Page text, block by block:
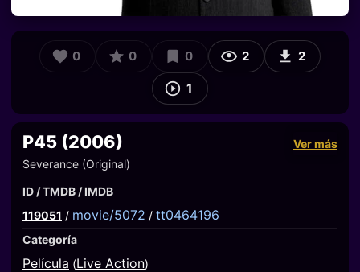
0 0 0 2 2
1
P45 (2006)
Ver más
Severance (Original)
ID / TMDB / IMDB
119051 / movie/5072 / tt0464196
Categoría
Película (Live Action)